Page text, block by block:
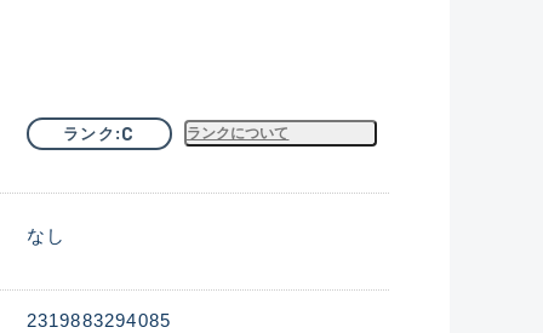
ランク C ランクについて
なし
2319883294085